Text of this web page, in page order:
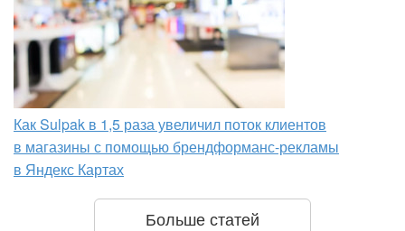
Как Sulpak в 1,5 раза увеличил поток клиентов
в магазины с помощью брендформанс-рекламы
в Яндекс Картах
Больше статей